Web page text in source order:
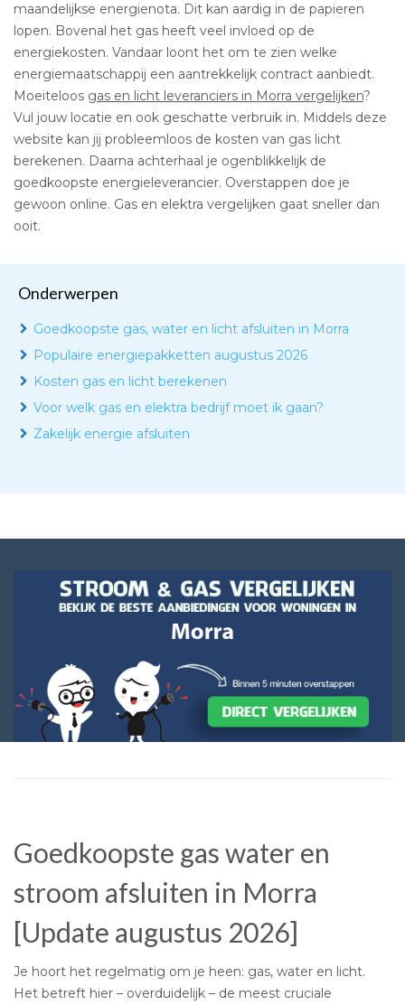
maandelijkse energienota. Dit kan aardig in de papieren
lopen. Bovenal het gas heeft veel invloed op de
energiekosten. Vandaar loont het om te zien welke
energiemaatschappij een aantrekkelijk contract aanbiedt.
Moeiteloos gas en licht leveranciers in Morra vergelijken?
Vul jouw locatie en ook geschatte verbruik in. Middels deze
website kan jij probleemloos de kosten van gas licht
berekenen. Daarna achterhaal je ogenblikkelijk de
goedkoopste energieleverancier. Overstappen doe je
gewoon online. Gas en elektra vergelijken gaat sneller dan
ooit.
Onderwerpen
Goedkoopste gas, water en licht afsluiten in Morra
Populaire energiepakketten augustus 2026
Kosten gas en licht berekenen
Voor welk gas en elektra bedrijf moet ik gaan?
Zakelijk energie afsluiten
Goedkoopste gas water en
stroom afsluiten in Morra
[Update augustus 2026]
Je hoort het regelmatig om je heen: gas, water en licht.
Het betreft hier – overduidelijk – de meest cruciale